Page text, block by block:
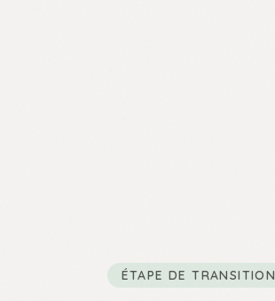
ÉTAPE DE TRANSITION